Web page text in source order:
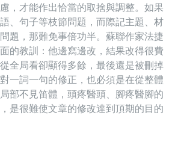
，才能作出恰當的取捨與調整。如果
、句子等枝節問題，而際記主題、材
題，那難免事倍功半。蘇聯作家法捷
的教訓：他邊寫邊改，結果改得很費
全局看卻顯得多餘，最後還是被刪掉
一詞一句的修正，也必須是在從整體
部不見笛體，頭疼醫頭、腳疼醫腳的
是很難使文章的修改達到頂期的目的